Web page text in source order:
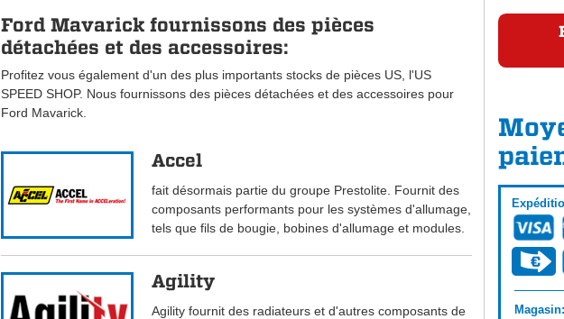
Ford Mavarick fournissons des pièces
détachées et des accessoires:
Profitez vous également d'un des plus importants stocks de pièces US, l'US
SPEED SHOP. Nous fournissons des pièces détachées et des accessoires pour
Ford Mavarick.
Accel
fait désormais partie du groupe Prestolite. Fournit des
composants performants pour les systèmes d'allumage,
tels que fils de bougie, bobines d'allumage et modules.
Agility
Agility fournit des radiateurs et d'autres composants de
Magasin: